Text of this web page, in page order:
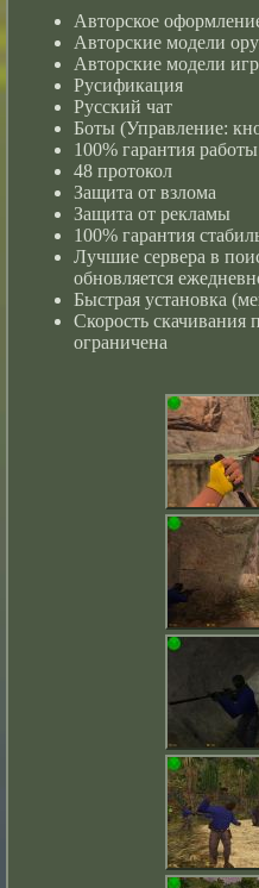
Авторское
Авторские модели
Авторские модели
Русификация
Русский чат
Боты (Управление:
100% гарантия
48 протокол
Защита от взлома
Защита от рекламы
100% гарантия
Лучшие сервера в
обновляется
Быстрая установка
Скорость скачивания
ограничена